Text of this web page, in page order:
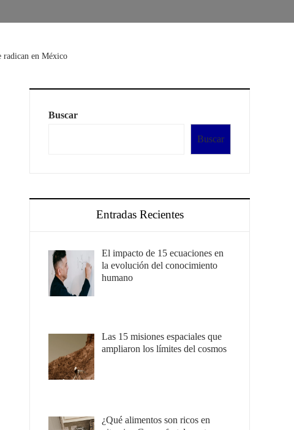
radican en México
Buscar
Buscar
Entradas Recientes
El impacto de 15 ecuaciones en
la evolución del conocimiento
humano
Las 15 misiones espaciales que
ampliaron los límites del cosmos
¿Qué alimentos son ricos en